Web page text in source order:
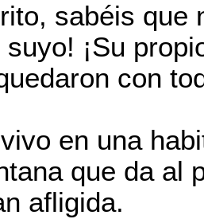
sabéis que
suyo! ¡Su
con
en una
que da al
afligida.